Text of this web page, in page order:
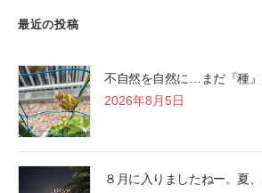
最近の投稿
不自然を自然に…まだ『種』
2026年8月5日
８月に入りましたねー。夏